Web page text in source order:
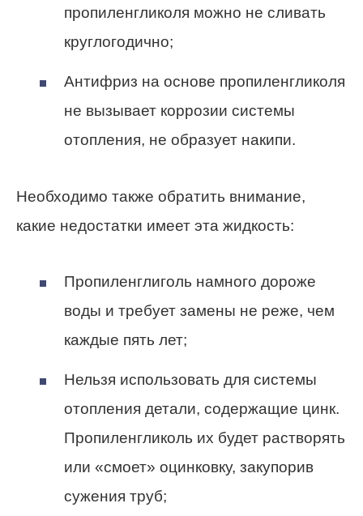
пропиленгликоля можно не сливать
круглогодично;
Антифриз на основе пропиленгликоля
не вызывает коррозии системы
отопления, не образует накипи.
Необходимо также обратить внимание,
какие недостатки имеет эта жидкость:
Пропиленглиголь намного дороже
воды и требует замены не реже, чем
каждые пять лет;
Нельзя использовать для системы
отопления детали, содержащие цинк.
Пропиленгликоль их будет растворять
или «смоет» оцинковку, закупорив
сужения труб;